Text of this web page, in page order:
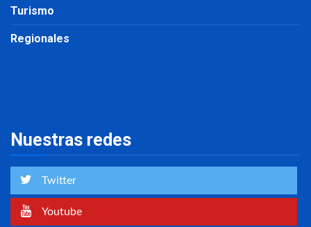
Turismo
Regionales
Nuestras redes
Twitter
Youtube